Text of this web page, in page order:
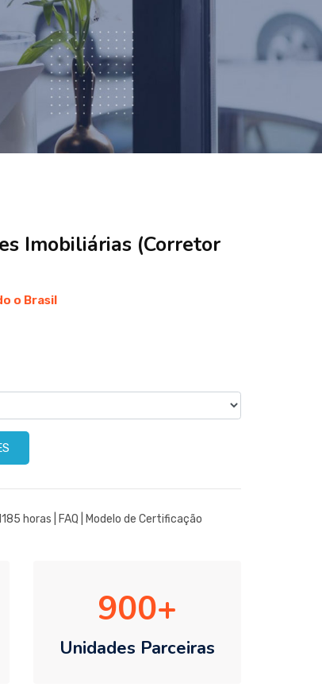
Imobiliárias (Corretor
o Brasil
horas | FAQ Modelo de Certificação
900
Unidades Parceiras